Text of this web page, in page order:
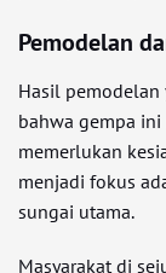
Pemodelan
Hasil pemodelan
bahwa gempa
memerlukan
menjadi fokus
sungai utama.
Masyarakat di